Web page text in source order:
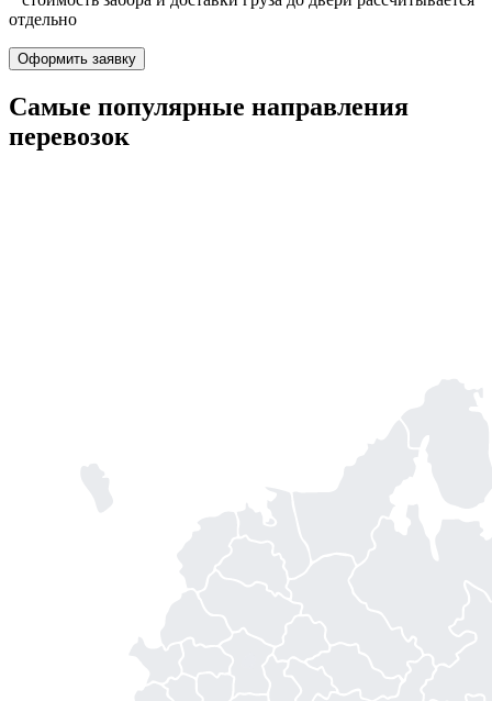
отдельно
Оформить заявку
Самые популярные направления
перевозок